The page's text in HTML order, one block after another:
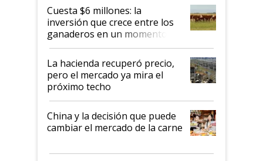
Cuesta $6 millones: la
inversión que crece entre los
ganaderos en un momento
histórico para la actividad
La hacienda recuperó precio,
pero el mercado ya mira el
próximo techo
China y la decisión que puede
cambiar el mercado de la carne